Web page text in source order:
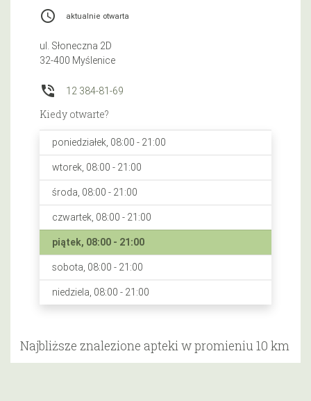
access_time aktualnie otwarta
ul. Słoneczna 2D
32-400 Myślenice
phone_in_talk 12 384-81-69
Kiedy otwarte?
poniedziałek, 08:00 - 21:00
wtorek, 08:00 - 21:00
środa, 08:00 - 21:00
czwartek, 08:00 - 21:00
piątek, 08:00 - 21:00
sobota, 08:00 - 21:00
niedziela, 08:00 - 21:00
Najbliższe znalezione apteki w promieniu 10 km